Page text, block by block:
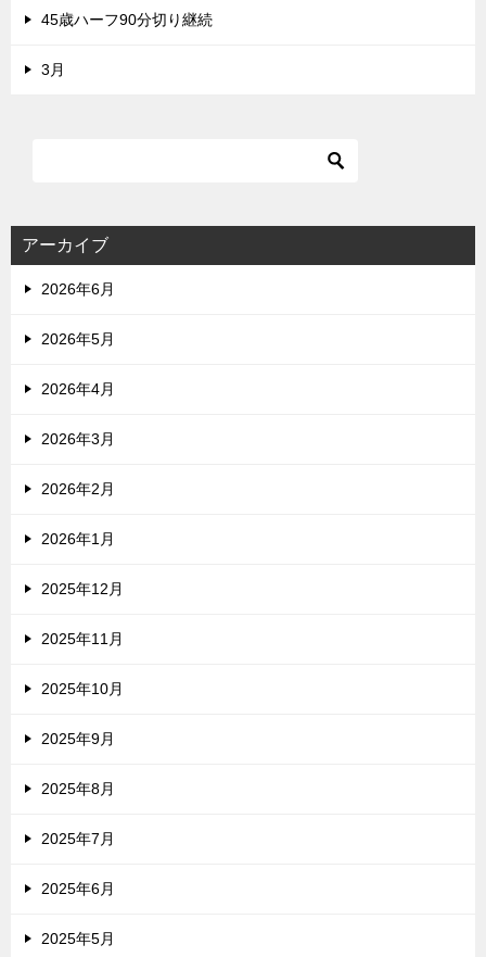
45歳ハーフ90分切り継続
3月
アーカイブ
2026年6月
2026年5月
2026年4月
2026年3月
2026年2月
2026年1月
2025年12月
2025年11月
2025年10月
2025年9月
2025年8月
2025年7月
2025年6月
2025年5月